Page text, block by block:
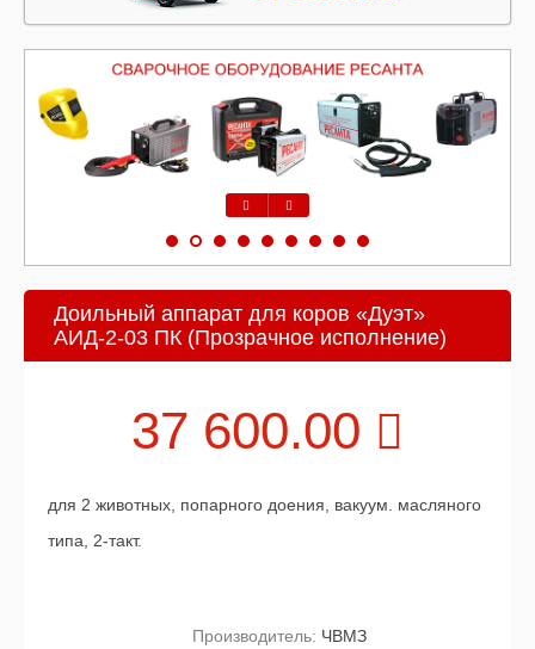
Доильный аппарат для коров «Дуэт»
АИД-2-03 ПК (Прозрачное исполнение)
37 600.00
для 2 животных, попарного доения, вакуум. масляного
типа, 2-такт.
Производитель: ЧВМЗ